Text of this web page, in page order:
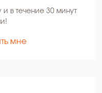
и в течение 30 минут
мне